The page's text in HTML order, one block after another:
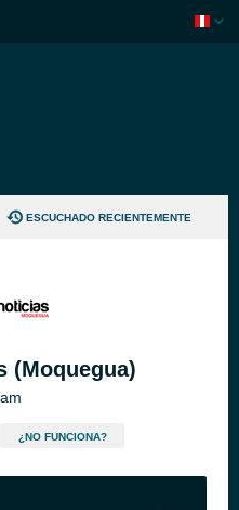
ESCUCHADO RECIENTEMENTE
(Moquegua)
¿NO FUNCIONA?